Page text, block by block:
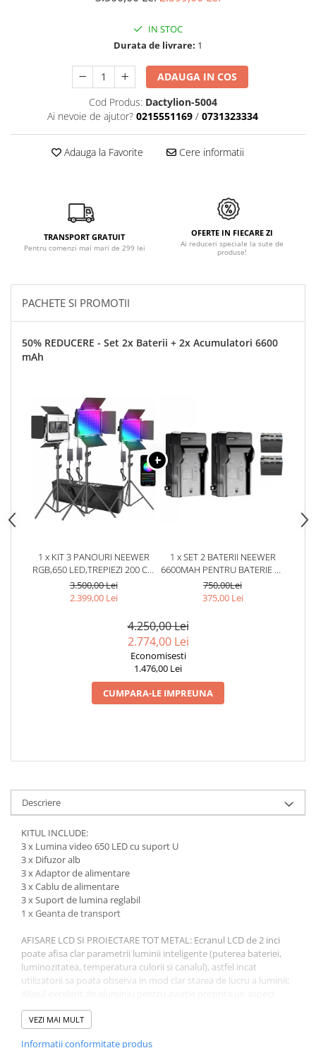
IN STOC
Durata de livrare: 1
ADAUGA IN COS
Cod Produs: Dactylion-5004
Ai nevoie de ajutor? 0215551169 / 0731323334
Adauga la Favorite Cere informatii
TRANSPORT GRATUIT
Pentru comenzi mai mari de 299 lei
OFERTE IN FIECARE ZI
Ai reduceri speciale la sute de
produse!
PACHETE SI PROMOTII
50% REDUCERE - Set 2x Baterii + 2x Acumulatori 6600
mAh
1 x KIT 3 PANOURI NEEWER
RGB,650 LED,TREPIEZI 200 CM
INCLUSI,GEANTA TRANSPORT
3.500,00 Lei
2.399,00 Lei
1 x SET 2 BATERII NEEWER
6600MAH PENTRU BATERIE LI-
ION SONY NP-F970 + 2
INCARCATOARE NEEWER
750,00Lei
375,00 Lei
4.250,00 Lei
2.774,00 Lei
Economisesti
1.476,00 Lei
CUMPARA-LE IMPREUNA
Descriere
KITUL INCLUDE:
3 x Lumina video 650 LED cu suport U
3 x Difuzor alb
3 x Adaptor de alimentare
3 x Cablu de alimentare
3 x Suport de lumina reglabil
1 x Geanta de transport
AFISARE LCD SI PROIECTARE TOT METAL: Ecranul LCD de 2 inci
poate afisa clar parametrii luminii inteligente (puterea bateriei,
luminozitatea, temperatura culorii si canalul), astfel incat
utilizatorii sa poata observa in mod clar starea de lucru a luminii;
elegant simplu si o utilizare durabila, cu o mai buna disipare a
caldurii.
VEZI MAI MULT
Informatii conformitate produs